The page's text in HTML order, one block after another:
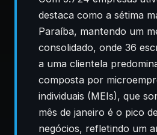
destaca como a sétima
Paraíba, mantendo um
consolidado, onde 36
a uma clientela
composta por
individuais (MEIs), que
mês de janeiro é o pico
negócios, refletindo um